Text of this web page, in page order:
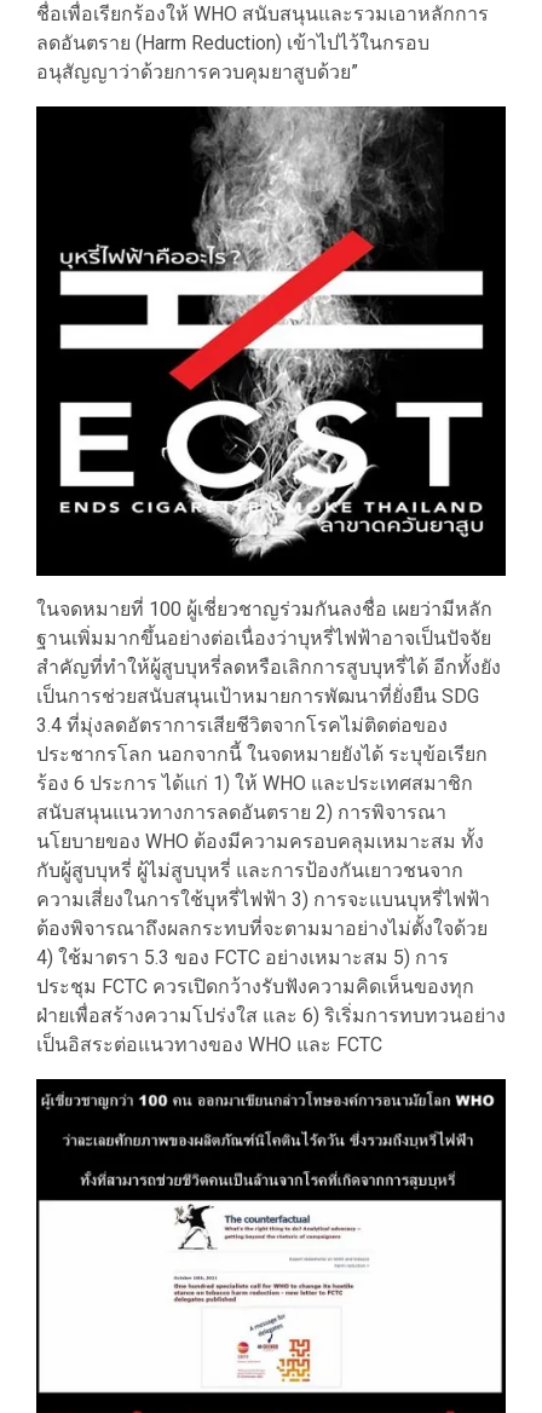
ชื่อเพื่อเรียกร้องให้ WHO สนับสนุนและรวมเอาหลักการ
ลดอันตราย (Harm Reduction) เข้าไปไว้ในกรอบ
อนุสัญญาว่าด้วยการควบคุมยาสูบด้วย”
ในจดหมายที่ 100 ผู้เชี่ยวชาญร่วมกันลงชื่อ เผยว่ามีหลัก
ฐานเพิ่มมากขึ้นอย่างต่อเนื่องว่าบุหรี่ไฟฟ้าอาจเป็นปัจจัย
สำคัญที่ทำให้ผู้สูบบุหรี่ลดหรือเลิกการสูบบุหรี่ได้ อีกทั้งยัง
เป็นการช่วยสนับสนุนเป้าหมายการพัฒนาที่ยั่งยืน SDG
3.4 ที่มุ่งลดอัตราการเสียชีวิตจากโรคไม่ติดต่อของ
ประชากรโลก นอกจากนี้ ในจดหมายยังได้ ระบุข้อเรียก
ร้อง 6 ประการ ได้แก่ 1) ให้ WHO และประเทศสมาชิก
สนับสนุนแนวทางการลดอันตราย 2) การพิจารณา
นโยบายของ WHO ต้องมีความครอบคลุมเหมาะสม ทั้ง
กับผู้สูบบุหรี่ ผู้ไม่สูบบุหรี่ และการป้องกันเยาวชนจาก
ความเสี่ยงในการใช้บุหรี่ไฟฟ้า 3) การจะแบนบุหรี่ไฟฟ้า
ต้องพิจารณาถึงผลกระทบที่จะตามมาอย่างไม่ตั้งใจด้วย
4) ใช้มาตรา 5.3 ของ FCTC อย่างเหมาะสม 5) การ
ประชุม FCTC ควรเปิดกว้างรับฟังความคิดเห็นของทุก
ฝ่ายเพื่อสร้างความโปร่งใส และ 6) ริเริ่มการทบทวนอย่าง
เป็นอิสระต่อแนวทางของ WHO และ FCTC